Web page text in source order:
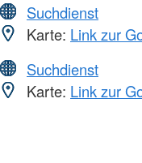
Suchdienst
Karte: Link zur
Suchdienst
Karte: Link zur